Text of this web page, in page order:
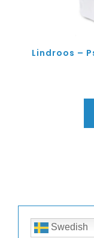
Lindroos –
Swedish